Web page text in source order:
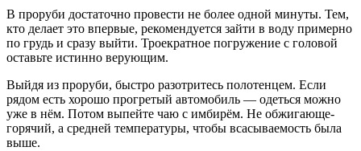
В проруби достаточно провести не более одной минуты. Тем,
кто делает это впервые, рекомендуется зайти в воду примерно
по грудь и сразу выйти. Троекратное погружение с головой
оставьте истинно верующим.
Выйдя из проруби, быстро разотритесь полотенцем. Если
рядом есть хорошо прогретый автомобиль — одеться можно
уже в нём. Потом выпейте чаю с имбирём. Не обжигающе-
горячий, а средней температуры, чтобы всасываемость была
выше.